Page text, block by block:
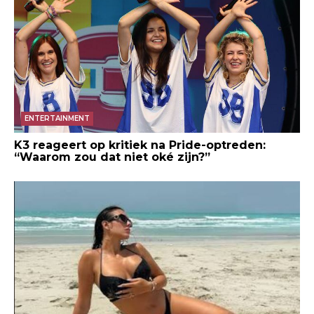
ENTERTAINMENT
K3 reageert op kritiek na Pride-optreden:
“Waarom zou dat niet oké zijn?”